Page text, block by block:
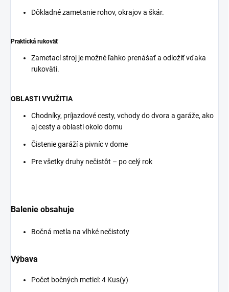
Dôkladné zametanie rohov, okrajov a škár.
Praktická rukoväť
Zametací stroj je možné ľahko prenášať a odložiť vďaka
rukoväti.
OBLASTI VYUŽITIA
Chodníky, príjazdové cesty, vchody do dvora a garáže, ako
aj cesty a oblasti okolo domu
Čistenie garáží a pivníc v dome
Pre všetky druhy nečistôt – po celý rok
Balenie obsahuje
Bočná metla na vlhké nečistoty
Výbava
Počet bočných metiel: 4 Kus(y)